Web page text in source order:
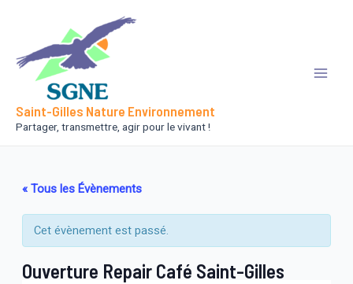
contenu
Saint-Gilles Nature Environnement
Partager, transmettre, agir pour le vivant !
« Tous les Évènements
Cet évènement est passé.
Ouverture Repair Café Saint-Gilles